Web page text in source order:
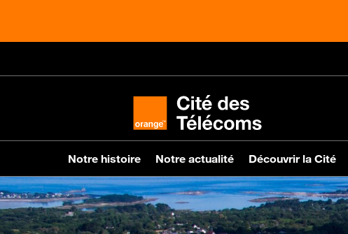
Notre histoire Notre actualité Découvrir la Cité